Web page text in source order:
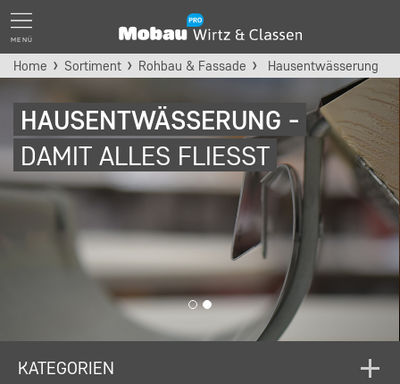
MENÜ
Home Sortiment Rohbau & Fassade Hausentwässerung
HAUSENTWÄSSERUNG -
DAMIT ALLES FLIESST
KATEGORIEN